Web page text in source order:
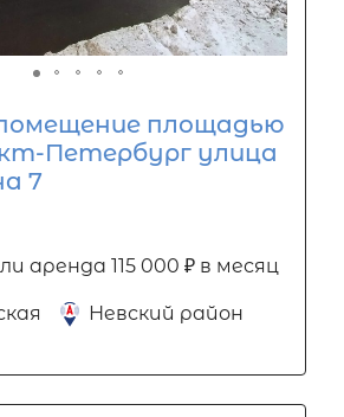
площадью
Петербург улица
7
аренда 115 000 ₽ в месяц
Невский район